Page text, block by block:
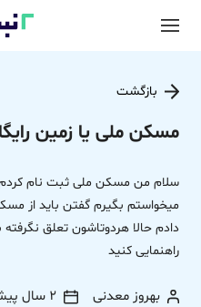
بازگشت
مسکن ملی یا زمین
سلام من مسکن ملی ثبت نام کردم
میخواستم بگیرم گفتن باید از
دادم حالا هردوتاشون تعلق نگرفته
راهنمایی کنید
بهروز معدنی 2 سال پیش